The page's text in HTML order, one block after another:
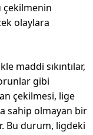
çekilmenin
olaylara
maddi sıkıntılar,
gibi
çekilmesi, lige
sahip olmayan bir
Bu durum, ligdeki